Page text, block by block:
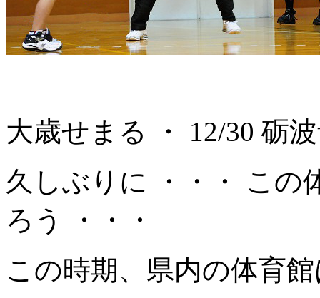
大歳せまる ・ 12/30 砺
久しぶりに ・・・ この
ろう ・・・
この時期、県内の体育